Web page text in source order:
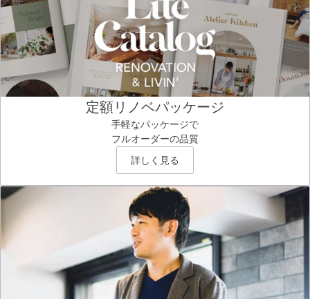
定額リノベパッケージ
手軽なパッケージで
フルオーダーの品質
詳しく見る